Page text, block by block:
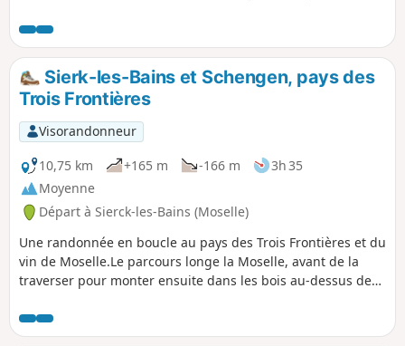
permet de découvrir une flore très riche (notamment le
parcours sur le sentier de la maison de la nature à
Montenach), la faune est aussi au rendez-vous (rapaces,
pics vert). A voir aussi deux villages typiquement lorrains
avec leur anciennes bâtisses.
Sierk-les-Bains et Schengen, pays des
Trois Frontières
Visorandonneur
10,75 km
+165 m -166 m
3h 35
Moyenne
Départ à Sierck-les-Bains (Moselle)
Une randonnée en boucle au pays des Trois Frontières et du
vin de Moselle.Le parcours longe la Moselle, avant de la
traverser pour monter ensuite dans les bois au-dessus de
vallée, les vignes et les villages de Perl (Allemagne), Apach
et Sierk.